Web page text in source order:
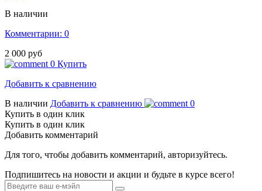
В наличии
Комментарии: 0
2 000 руб
0 Купить
Добавить к сравнению
В наличии Добавить к сравнению
0
Купить в один клик
Купить в один клик
Добавить комментарий
Для того, чтобы добавить комментарий, авторизуйтесь.
Подпишитесь на новости и акции и будьте в курсе всего!